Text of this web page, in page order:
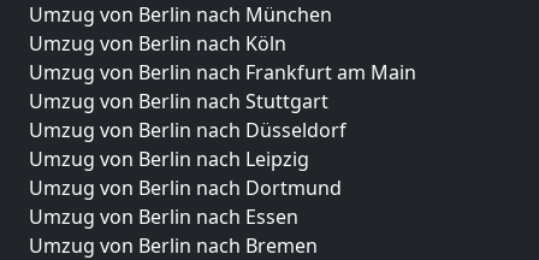
Umzug von Berlin nach München
Umzug von Berlin nach Köln
Umzug von Berlin nach Frankfurt am Main
Umzug von Berlin nach Stuttgart
Umzug von Berlin nach Düsseldorf
Umzug von Berlin nach Leipzig
Umzug von Berlin nach Dortmund
Umzug von Berlin nach Essen
Umzug von Berlin nach Bremen